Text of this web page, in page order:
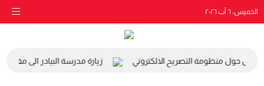
الخميس، ٦ آب ٢٠٢٦
حول منظومة التصريح الالكتروني زيارة مدرسة البيادر الى مقر